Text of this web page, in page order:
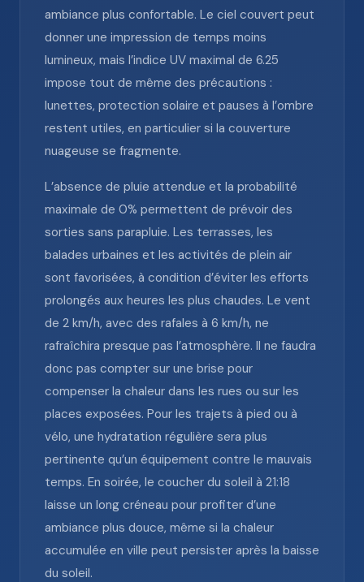
ambiance plus confortable. Le ciel couvert peut
donner une impression de temps moins
lumineux, mais l’indice UV maximal de 6.25
impose tout de même des précautions :
lunettes, protection solaire et pauses à l’ombre
restent utiles, en particulier si la couverture
nuageuse se fragmente.
L’absence de pluie attendue et la probabilité
maximale de 0% permettent de prévoir des
sorties sans parapluie. Les terrasses, les
balades urbaines et les activités de plein air
sont favorisées, à condition d’éviter les efforts
prolongés aux heures les plus chaudes. Le vent
de 2 km/h, avec des rafales à 6 km/h, ne
rafraîchira presque pas l’atmosphère. Il ne faudra
donc pas compter sur une brise pour
compenser la chaleur dans les rues ou sur les
places exposées. Pour les trajets à pied ou à
vélo, une hydratation régulière sera plus
pertinente qu’un équipement contre le mauvais
temps. En soirée, le coucher du soleil à 21:18
laisse un long créneau pour profiter d’une
ambiance plus douce, même si la chaleur
accumulée en ville peut persister après la baisse
du soleil.